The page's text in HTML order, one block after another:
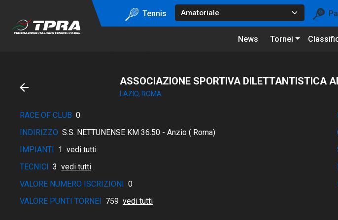
Tennis
News Tornei
ASSOCIAZIONE SPORTIVA DILETTANTISTICA
LAZIO, ROMA
RACE OF CLUB 0
INDIRIZZO S.S. NETTUNENSE KM 36.50 - Anzio ( Roma)
IMPIANTI 1 vedi tutti
TECNICI 3 vedi tutti
VALORE NUMERO ISCRIZIONI 0
VALORE PUNTI TORNEI 759 vedi tutti